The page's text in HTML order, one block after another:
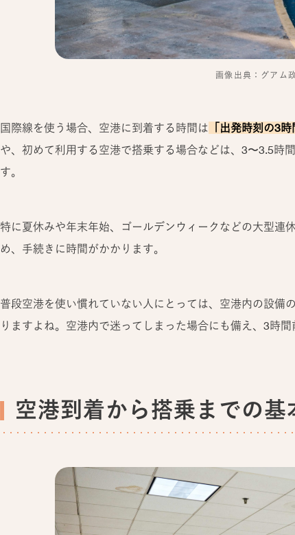
画像出典：グアム
国際線を使う場合、空港に到着する時間は 「出発時刻の3時
や、初めて利用する空港で搭乗する場合などは、3〜3.5時
す。
特に夏休みや年末年始、ゴールデンウィークなどの大型連
め、手続きに時間がかかります。
普段空港を使い慣れていない人にとっては、空港内の設備
りますよね。空港内で迷ってしまった場合にも備え、3時
空港到着から搭乗までの基